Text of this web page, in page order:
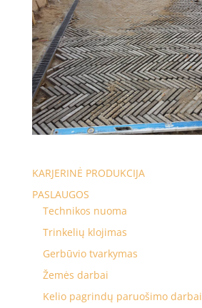
KARJERINĖ PRODUKCIJA
PASLAUGOS
Technikos nuoma
Trinkelių klojimas
Gerbūvio tvarkymas
Žemės darbai
Kelio pagrindų paruošimo darbai